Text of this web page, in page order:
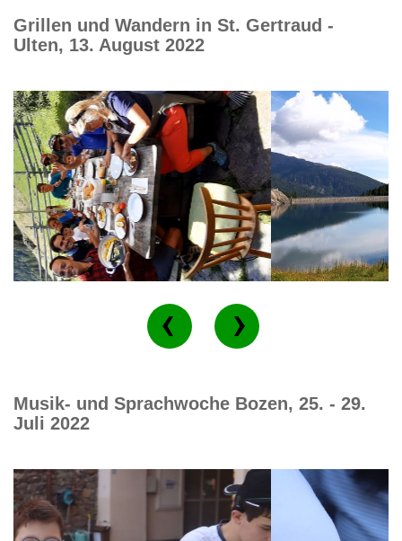
Grillen und Wandern in St. Gertraud -
Ulten, 13. August 2022
Musik- und Sprachwoche Bozen, 25. - 29.
Juli 2022